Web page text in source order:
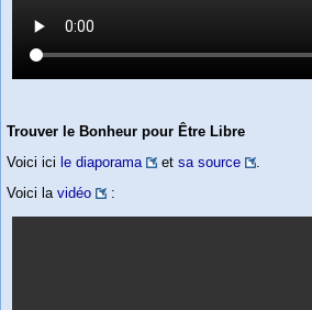
Trouver le Bonheur pour Être Libre
Voici ici le diaporama et sa source
.
Voici la vidéo :